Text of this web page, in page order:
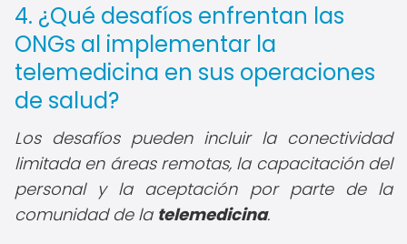
4. ¿Qué desafíos enfrentan las
ONGs al implementar la
telemedicina en sus operaciones
de salud?
Los desafíos pueden incluir la conectividad
limitada en áreas remotas, la capacitación del
personal y la aceptación por parte de la
comunidad de la telemedicina.